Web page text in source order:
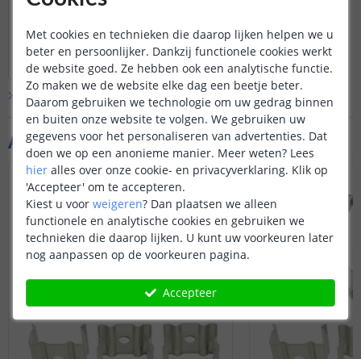
Aanvullende producten
De profielen kunt u gemakkelijk op
Bekijk heleantwoord
Door Sharona op vrijdag 27 oktober 2023
Bekijk alle Vraag & antwoord
Met cookies en technieken die daarop lijken helpen we u
beter en persoonlijker. Dankzij functionele cookies werkt
de website goed. Ze hebben ook een analytische functie.
Zo maken we de website elke dag een beetje beter.
Daarom gebruiken we technologie om uw gedrag binnen
en buiten onze website te volgen. We gebruiken uw
gegevens voor het personaliseren van advertenties. Dat
doen we op een anonieme manier. Meer weten? Lees
hier alles over onze cookie- en privacyverklaring. Klik op
'Accepteer' om te accepteren.
Kiest u voor weigeren? Dan plaatsen we alleen
functionele en analytische cookies en gebruiken we
technieken die daarop lijken. U kunt uw voorkeuren later
nog aanpassen op de voorkeuren pagina.
Accepteer